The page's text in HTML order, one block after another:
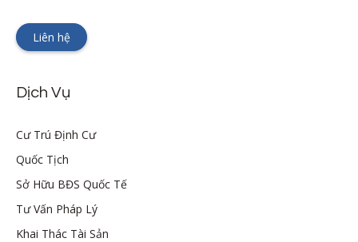
Liên hệ
Dịch Vụ
Cư Trú Định Cư
Quốc Tịch
Sở Hữu BĐS Quốc Tế
Tư Vấn Pháp Lý
Khai Thác Tài Sản